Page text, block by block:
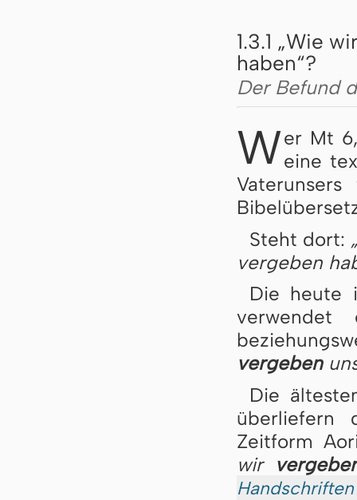
1.3.1 „Wie
haben“?
Der Befund
Wer Mt
eine
Steht dort:
vergeben
Die heute
vergeben
Die
überliefern
Zeitform
wir